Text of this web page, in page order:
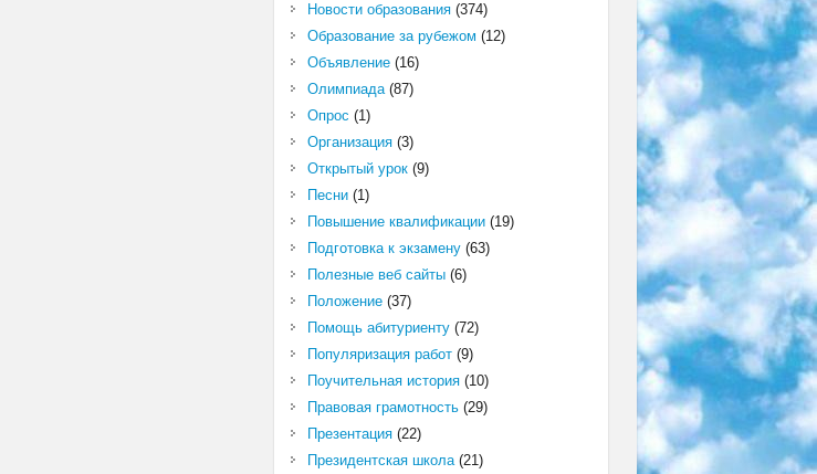
Новости образования(374)
Образование за рубежом (12)
Объявление(16)
Олимпиада(87)
Опрос (1)
Организация(3)
Открытый урок(9)
Песни(1)
Повышение квалификации(19)
Подготовка к экзамену(63)
Полезные веб сайты(6)
Положение(37)
Помощь абитуриенту(72)
Популяризация работ(9)
Поучительная история(10)
Правовая грамотность(29)
Презентация(22)
Президентская школа(21)